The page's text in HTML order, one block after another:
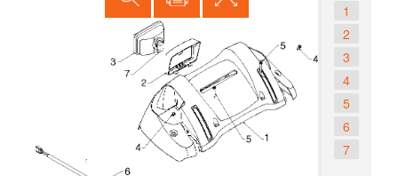
1
2
3
4
5
6
7